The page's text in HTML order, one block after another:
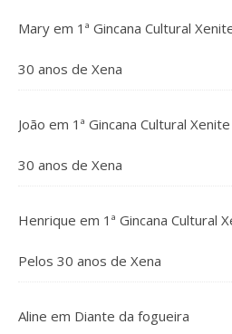
Mary em 1ª Gincana Cultural
30 anos de Xena
João em 1ª Gincana Cultural
30 anos de Xena
Henrique em 1ª Gincana Cultural
Pelos 30 anos de Xena
Aline em Diante da fogueira